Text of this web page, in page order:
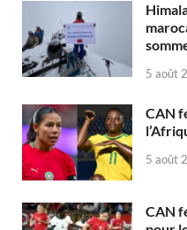
5 août
CAN
5 août
CAN